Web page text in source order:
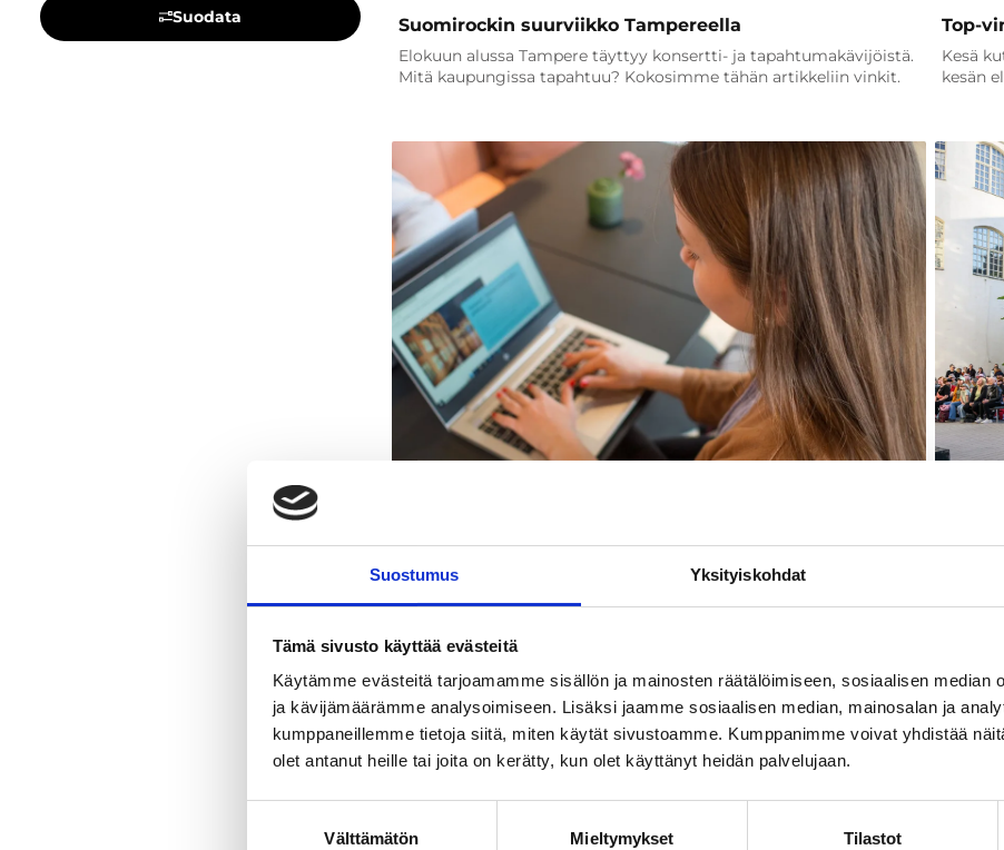
Suostumus Yksityiskohdat
Tämä sivusto käyttää evästeitä
Käytämme evästeitä tarjoamamme sisällön ja mainosten räätälöimiseen, sosiaalisen median
ja kävijämäärämme analysoimiseen. Lisäksi jaamme sosiaalisen median, mainosalan ja
kumppaneillemme tietoja siitä, miten käytät sivustoamme. Kumppanimme voivat yhdistää
olet antanut heille tai joita on kerätty, kun olet käyttänyt heidän palvelujaan.
Välttämätön Mieltymykset Tilastot
Suodata Suomirockin suurviikko Tampereella
Elokuun alussa Tampere täyttyy konsertti- ja tapahtumakävijöistä.
Mitä kaupungissa tapahtuu? Kokosimme tähän artikkeliin vinkit.
Top-
Kesä
kesän
Tarjouspyyntö: DMO AI Accelerator Finland -
tekoälyohjelmaa koskeva tarjouspyyntö –
yhteishankinta
Kun